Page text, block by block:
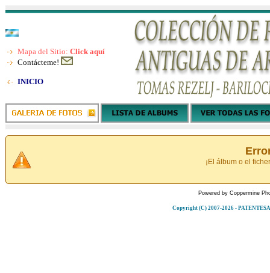
Mapa del Sitio: Click aquí
Contácteme!
INICIO
¡El álbum o el
Powered by Coppermine
Copyright (C) 2007-2026 -